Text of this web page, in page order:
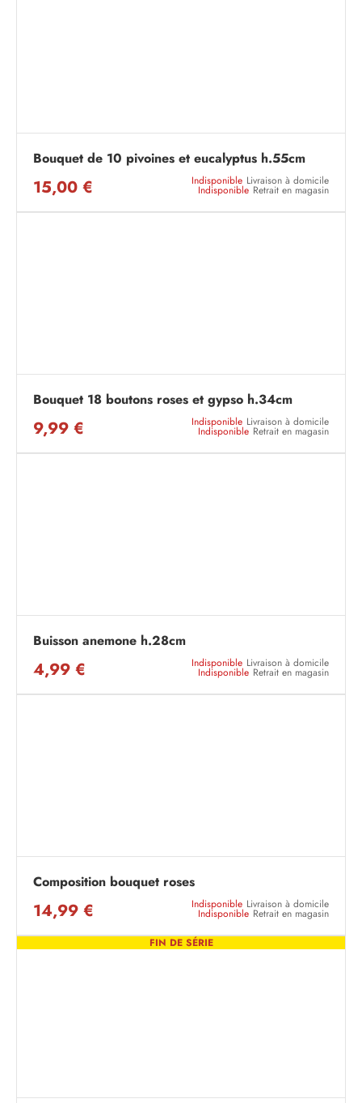
Bouquet de 10 pivoines et eucalyptus h.55cm
15,00 € Indisponible Livraison à domicile
Indisponible Retrait en magasin
Bouquet 18 boutons roses et gypso h.34cm
9,99 € Indisponible Livraison à domicile
Indisponible Retrait en magasin
Buisson anemone h.28cm
4,99 € Indisponible Livraison à domicile
Indisponible Retrait en magasin
Composition bouquet roses
14,99 € Indisponible Livraison à domicile
Indisponible Retrait en magasin
FIN DE SÉRIE